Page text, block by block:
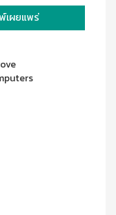
เผยแพร่